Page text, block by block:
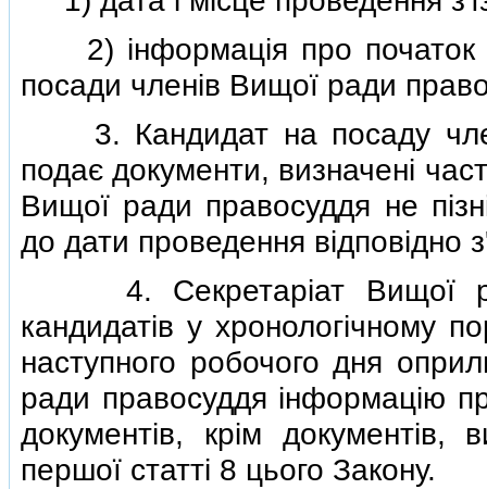
2) iнформацiя про початок
посади членiв Вищої ради
3. Кандидат на посаду
подає документи, визначенi
Вищої ради правосуддя не
до дати проведення вiдповiдно
4. Секретарiат Вищої
кандидатiв у хронологiчному
наступного робочого дня
ради правосуддя iнформацiю
документiв, крiм документiв,
першої статтi 8 цього Закону.